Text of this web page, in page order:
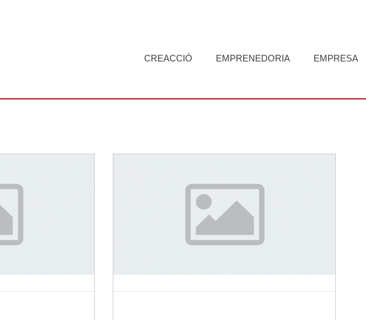
CREACCIÓ EMPRENEDORIA EMPRESA